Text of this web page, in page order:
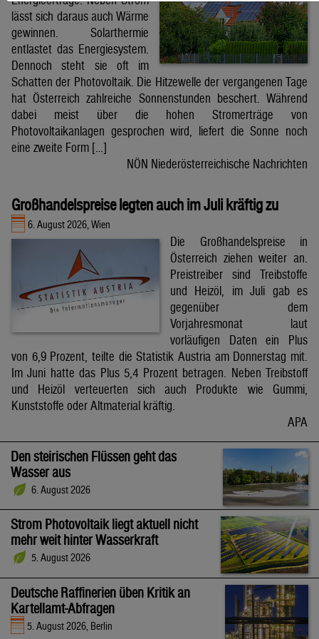
lässt sich daraus auch Wärme
gewinnen. Solarthermie
entlastet das Energiesystem.
Dennoch steht sie oft im
Schatten der Photovoltaik. Die Hitzewelle der vergangenen Tage
hat Österreich zahlreiche Sonnenstunden beschert. Während
dabei meist über die hohen Stromerträge von
Photovoltaikanlagen gesprochen wird, liefert die Sonne noch
eine zweite Form […]
NÖN Niederösterreichische Nachrichten
Großhandelspreise legten auch im Juli kräftig zu
6. August 2026, Wien
Die Großhandelspreise in
Österreich ziehen weiter an.
Preistreiber sind Treibstoffe
und Heizöl, im Juli gab es
gegenüber dem
Vorjahresmonat laut
vorläufigen Daten ein Plus
von 6,9 Prozent, teilte die Statistik Austria am Donnerstag mit.
Im Juni hatte das Plus 5,4 Prozent betragen. Neben Treibstoff
und Heizöl verteuerten sich auch Produkte wie Gummi,
Kunststoffe oder Altmaterial kräftig.
APA
Den steirischen Flüssen geht das
Wasser aus
6. August 2026
Strom Photovoltaik liegt aktuell nicht
mehr weit hinter Wasserkraft
5. August 2026
Deutsche Raffinerien üben Kritik an
Kartellamt-Abfragen
5. August 2026, Berlin